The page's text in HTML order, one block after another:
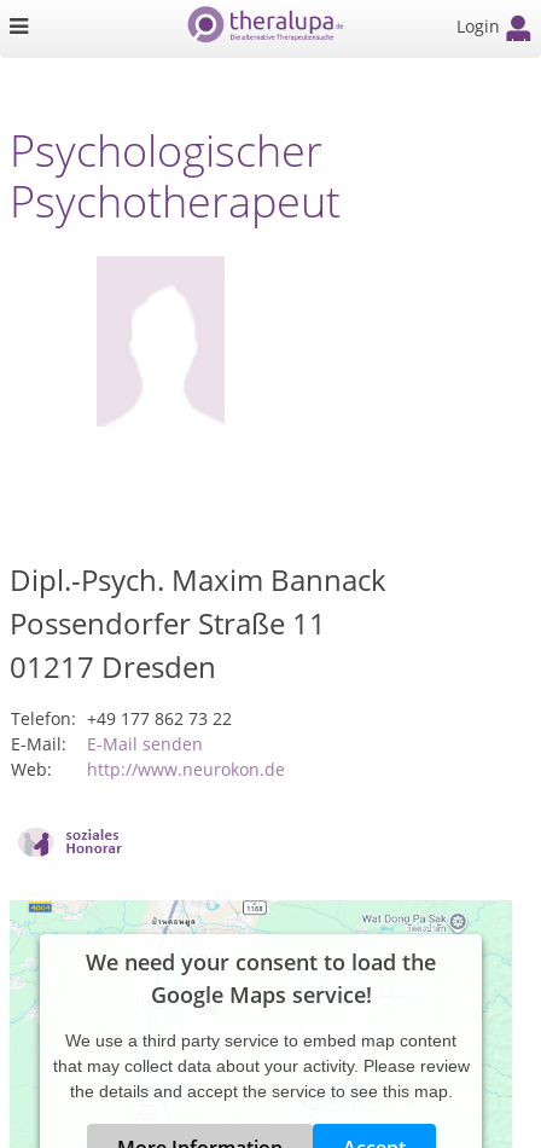
Login
Psychologischer
Psychotherapeut
Dipl.-Psych. Maxim Bannack
Possendorfer Straße 11
01217 Dresden
Telefon: +49 177 862 73 22
E-Mail:
E-Mail senden
Web:
http://www.neurokon.de
We need your consent to load the
Google Maps service!
We use a third party service to embed map content
that may collect data about your activity. Please review
the details and accept the service to see this map.